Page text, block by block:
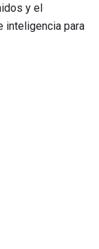
y el
inteligencia para